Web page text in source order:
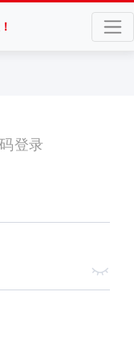
登录